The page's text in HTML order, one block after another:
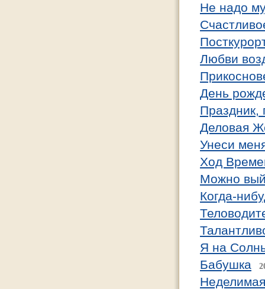
Не надо
Любви
День
Праздник,
Деловая
Унеси
Ход
Можно
Когда-
Я на
Бабушка